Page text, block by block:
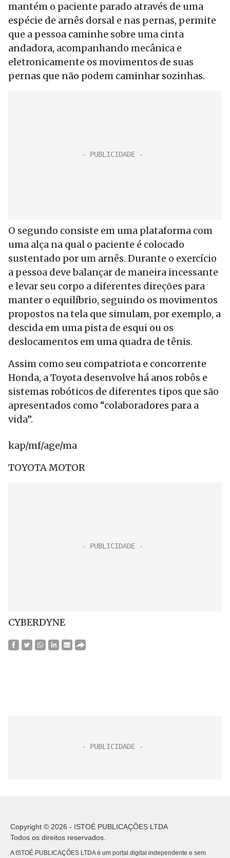
mantém o paciente parado através de uma
espécie de arnês dorsal e nas pernas, permite
que a pessoa caminhe sobre uma cinta
andadora, acompanhando mecânica e
eletronicamente os movimentos de suas
pernas que não podem caminhar sozinhas.
O segundo consiste em uma plataforma com
uma alça na qual o paciente é colocado
sustentado por um arnês. Durante o exercício
a pessoa deve balançar de maneira incessante
e levar seu corpo a diferentes direções para
manter o equilíbrio, seguindo os movimentos
propostos na tela que simulam, por exemplo, a
descida em uma pista de esqui ou os
deslocamentos em uma quadra de tênis.
Assim como seu compatriota e concorrente
Honda, a Toyota desenvolve há anos robôs e
sistemas robóticos de diferentes tipos que são
apresentados como “colaboradores para a
vida”.
kap/mf/age/ma
TOYOTA MOTOR
CYBERDYNE
Copyright © 2026 - ISTOÉ PUBLICAÇÕES LTDA
Todos os direitos reservados.
A ISTOÉ PUBLICAÇÕES LTDA é um portal digital independente e sem